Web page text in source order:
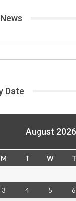
Date
August 2026
M T W T
3 4 5 6